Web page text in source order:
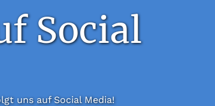
Social
folgt uns auf Social Media!